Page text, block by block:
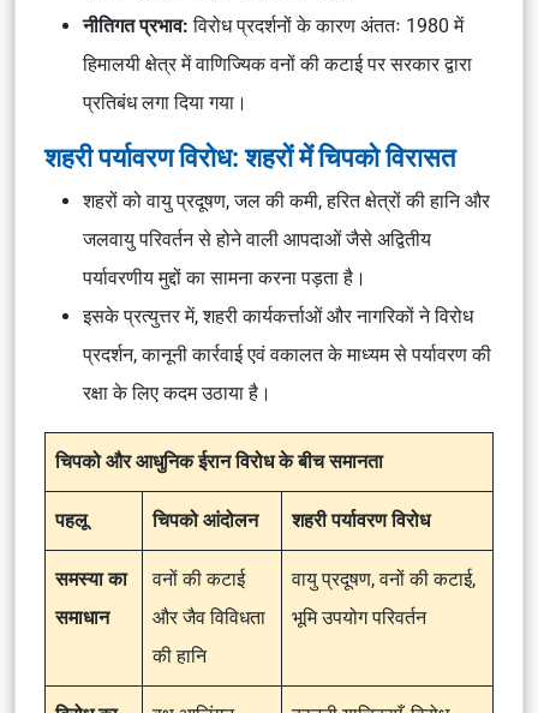
नीतिगत प्रभाव:विरोध प्रदर्शनों के कारण अंततः 1980 में
हिमालयी क्षेत्र में वाणिज्यिक वनों की कटाई पर सरकार द्वारा
प्रतिबंध लगा दिया गया।
शहरी पर्यावरण विरोध: शहरों में चिपको विरासत
शहरों को वायु प्रदूषण, जल की कमी, हरित क्षेत्रों की हानि और
जलवायु परिवर्तन से होने वाली आपदाओं जैसे अद्वितीय
पर्यावरणीय मुद्दों का सामना करना पड़ता है।
इसके प्रत्युत्तर में, शहरी कार्यकर्त्ताओं और नागरिकों ने विरोध
प्रदर्शन, कानूनी कार्रवाई एवं वकालत के माध्यम से पर्यावरण की
रक्षा के लिए कदम उठाया है।
चिपको और आधुनिक ईरान विरोध के बीच समानता
पहलू चिपको आंदोलन शहरी पर्यावरण विरोध
समस्या का
समाधान
वनों की कटाई
और जैव विविधता
की हानि
वायु प्रदूषण, वनों की कटाई,
भूमि उपयोग परिवर्तन